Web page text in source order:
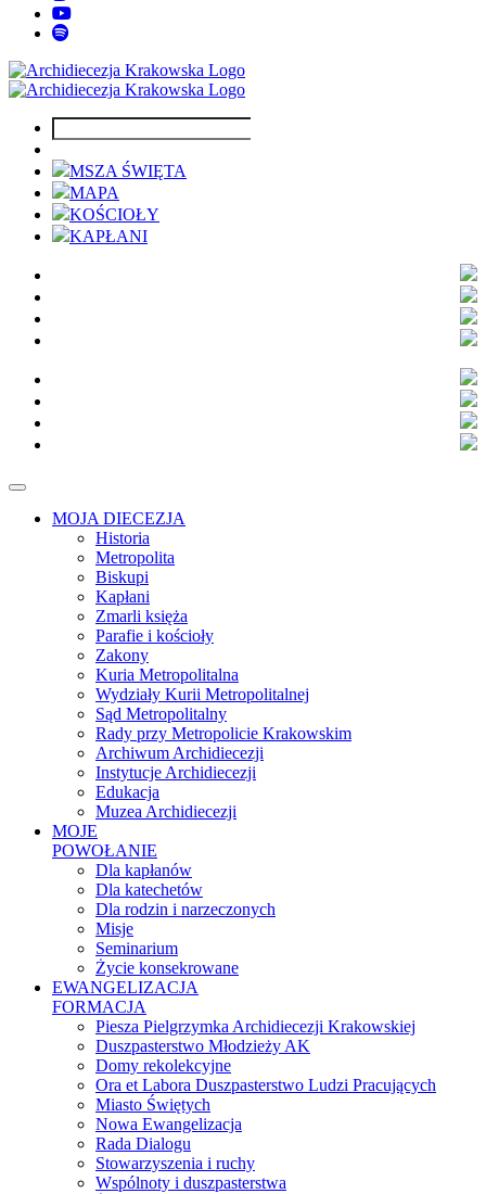
MSZA ŚWIĘTA
MAPA
KOŚCIOŁY
KAPŁANI
MOJA DIECEZJA
Historia
Metropolita
Biskupi
Kapłani
Zmarli księża
Parafie i kościoły
Zakony
Kuria Metropolitalna
Wydziały Kurii Metropolitalnej
Sąd Metropolitalny
Rady przy Metropolicie Krakowskim
Archiwum Archidiecezji
Instytucje Archidiecezji
Edukacja
Muzea Archidiecezji
MOJE
POWOŁANIE
Dla kapłanów
Dla katechetów
Dla rodzin i narzeczonych
Misje
Seminarium
Życie konsekrowane
EWANGELIZACJA
FORMACJA
Piesza Pielgrzymka Archidiecezji Krakowskiej
Duszpasterstwo Młodzieży AK
Domy rekolekcyjne
Ora et Labora Duszpasterstwo Ludzi Pracujących
Miasto Świętych
Nowa Ewangelizacja
Rada Dialogu
Stowarzyszenia i ruchy
Wspólnoty i duszpasterstwa